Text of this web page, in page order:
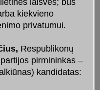
laisvės; bus
kiekvieno
privatumui.
Respublikonų
pirmininkas –
kandidatas: